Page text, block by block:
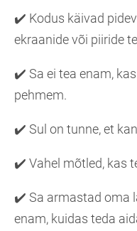
✔️ Kodus käivad
ekraanide või piiride
✔️ Sa ei tea enam,
pehmem.
✔️ Sul on tunne, et
✔️ Vahel mõtled, kas
✔️ Sa armastad oma
enam, kuidas teda